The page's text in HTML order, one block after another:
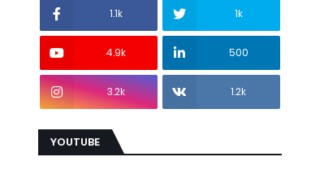
1.1k 1k
4.9k 500
3.2k 1.2k
YOUTUBE